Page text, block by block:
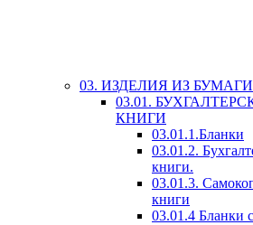
03. ИЗДЕЛИЯ ИЗ БУМАГИ
03.01.
КНИГИ
03.01.1.Бланки
03.01.2.
книги.
03.01.3.
книги
03.01.4 Бланки